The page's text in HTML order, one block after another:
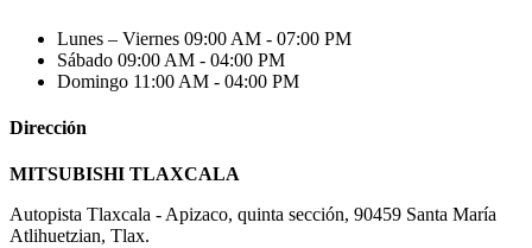
Lunes – Viernes 09:00 AM - 07:00 PM
Sábado 09:00 AM - 04:00 PM
Domingo 11:00 AM - 04:00 PM
Dirección
MITSUBISHI TLAXCALA
Autopista Tlaxcala - Apizaco, quinta sección, 90459 Santa María
Atlihuetzian, Tlax.